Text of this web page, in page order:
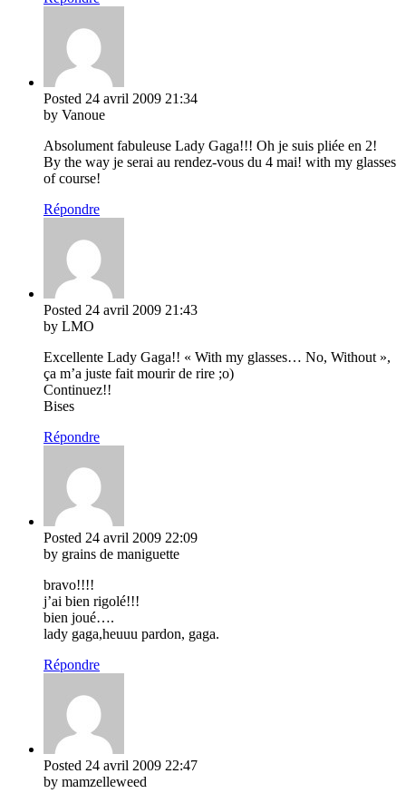
Posted 24 avril 2009 21:34
by Vanoue
Absolument fabuleuse Lady Gaga!!! Oh je suis pliée en 2!
By the way je serai au rendez-vous du 4 mai! with my glasses
of course!
Répondre
Posted 24 avril 2009 21:43
by LMO
Excellente Lady Gaga!! « With my glasses… No, Without »,
ça m’a juste fait mourir de rire ;o)
Continuez!!
Bises
Répondre
Posted 24 avril 2009 22:09
by grains de maniguette
bravo!!!!
j’ai bien rigolé!!!
bien joué….
lady gaga,heuuu pardon, gaga.
Répondre
Posted 24 avril 2009 22:47
by mamzelleweed